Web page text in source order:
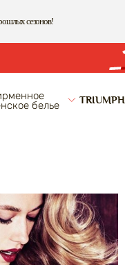
сезонов!
белье TRIUMPH